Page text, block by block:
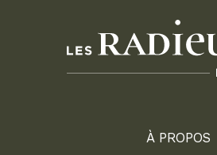
À PROPOS